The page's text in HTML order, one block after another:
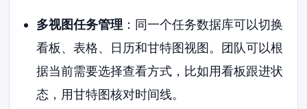
多视图任务管理 ：同一个任务数据库可以切换
看板、表格、日历和甘特图视图。团队可以根
据当前需要选择查看方式，比如用看板跟进状
态，用甘特图核对时间线。